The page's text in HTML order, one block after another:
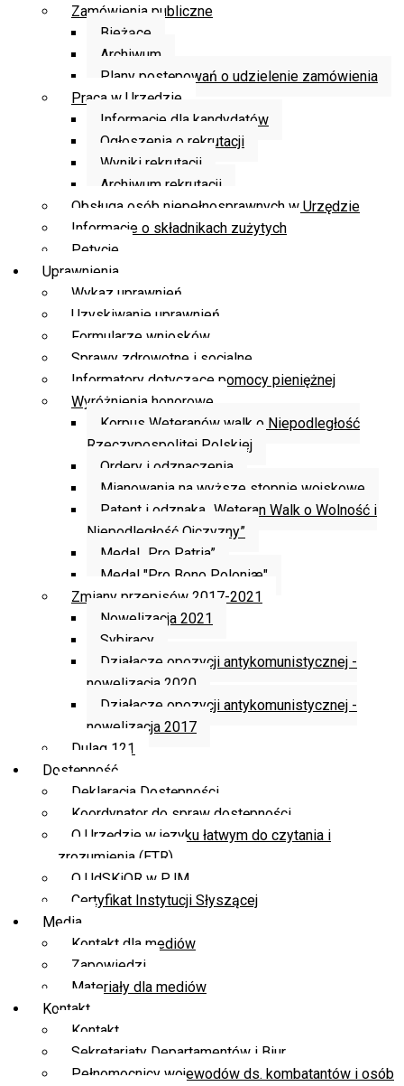
Zamówienia publiczne
Bieżące
Archiwum
Plany postępowań o udzielenie zamówienia
Praca w Urzędzie
Informacje dla kandydatów
Ogłoszenia o rekrutacji
Wyniki rekrutacji
Archiwum rekrutacji
Obsługa osób niepełnosprawnych w Urzędzie
Informacje o składnikach zużytych
Petycje
Uprawnienia
Wykaz uprawnień
Uzyskiwanie uprawnień
Formularze wniosków
Sprawy zdrowotne i socjalne
Informatory dotyczące pomocy pieniężnej
Wyróżnienia honorowe
Korpus Weteranów walk o Niepodległość
Rzeczypospolitej Polskiej
Ordery i odznaczenia
Mianowania na wyższe stopnie wojskowe
Patent i odznaka „Weteran Walk o Wolność i
Niepodległość Ojczyzny”
Medal „Pro Patria”
Medal "Pro Bono Poloniæ"
Zmiany przepisów 2017-2021
Nowelizacja 2021
Sybiracy
Działacze opozycji antykomunistycznej -
nowelizacja 2020
Działacze opozycji antykomunistycznej -
nowelizacja 2017
Dulag 121
Dostępność
Deklaracja Dostępności
Koordynator do spraw dostępności
O Urzędzie w języku łatwym do czytania i
zrozumienia (ETR)
O UdSKiOR w PJM
Certyfikat Instytucji Słyszącej
Media
Kontakt dla mediów
Zapowiedzi
Materiały dla mediów
Kontakt
Kontakt
Sekretariaty Departamentów i Biur
Pełnomocnicy wojewodów ds. kombatantów i osób